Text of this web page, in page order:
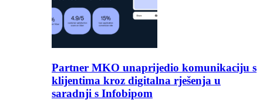
Partner MKO unaprijedio komunikaciju s
klijentima kroz digitalna rješenja u
saradnji s Infobipom